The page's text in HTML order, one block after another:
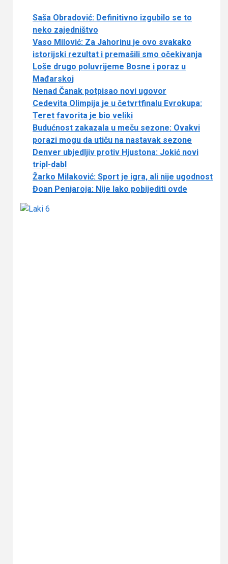
Saša Obradović: Definitivno izgubilo se to
neko zajedništvo
Vaso Milović: Za Jahorinu je ovo svakako
istorijski rezultat i premašili smo očekivanja
Loše drugo poluvrijeme Bosne i poraz u
Mađarskoj
Nenad Čanak potpisao novi ugovor
Cedevita Olimpija je u četvrtfinalu Evrokupa:
Teret favorita je bio veliki
Budućnost zakazala u meču sezone: Ovakvi
porazi mogu da utiču na nastavak sezone
Denver ubjedljiv protiv Hjustona: Jokić novi
tripl-dabl
Žarko Milaković: Sport je igra, ali nije ugodnost
Đoan Penjaroja: Nije lako pobijediti ovde